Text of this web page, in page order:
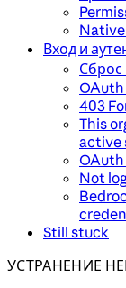
Вход и
Сброс
OAuth
403
This
active
OAuth
Not
Still stuck
УСТРАНЕНИЕ